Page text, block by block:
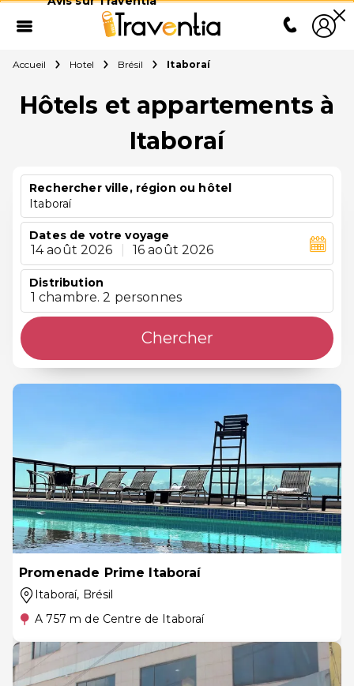
Accueil Hotel Brésil Itaboraí
Hôtels et appartements à
Itaboraí
Rechercher ville, région ou hôtel
Itaboraí
Dates de votre voyage
14 août 2026 16 août 2026
Distribution
1 chambre. 2 personnes
Chercher
Promenade Prime Itaboraí
Itaboraí, Brésil
A 757 m de Centre de Itaboraí